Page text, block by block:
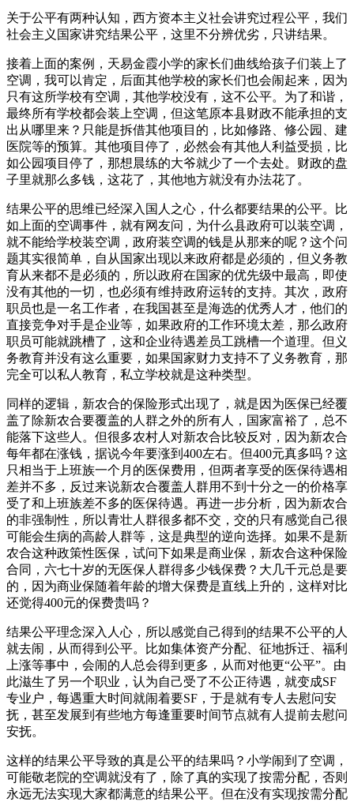
关于公平有两种认知，西方资本主义社会讲究过程公平，我们
社会主义国家讲究结果公平，这里不分辨优劣，只讲结果。
接着上面的案例，天易金霞小学的家长们曲线给孩子们装上了
空调，我可以肯定，后面其他学校的家长们也会闹起来，因为
只有这所学校有空调，其他学校没有，这不公平。为了和谐，
最终所有学校都会装上空调，但这笔原本县财政不能承担的支
出从哪里来？只能是拆借其他项目的，比如修路、修公园、建
医院等的预算。其他项目停了，必然会有其他人利益受损，比
如公园项目停了，那想晨练的大爷就少了一个去处。财政的盘
子里就那么多钱，这花了，其他地方就没有办法花了。
结果公平的思维已经深入国人之心，什么都要结果的公平。比
如上面的空调事件，就有网友问，为什么县政府可以装空调，
就不能给学校装空调，政府装空调的钱是从那来的呢？这个问
题其实很简单，自从国家出现以来政府都是必须的，但义务教
育从来都不是必须的，所以政府在国家的优先级中最高，即使
没有其他的一切，也必须有维持政府运转的支持。其次，政府
职员也是一名工作者，在我国甚至是海选的优秀人才，他们的
直接竞争对手是企业等，如果政府的工作环境太差，那么政府
职员可能就跳槽了，这和企业待遇差员工跳槽一个道理。但义
务教育并没有这么重要，如果国家财力支持不了义务教育，那
完全可以私人教育，私立学校就是这种类型。
同样的逻辑，新农合的保险形式出现了，就是因为医保已经覆
盖了除新农合要覆盖的人群之外的所有人，国家富裕了，总不
能落下这些人。但很多农村人对新农合比较反对，因为新农合
每年都在涨钱，据说今年要涨到400左右。但400元真多吗？这
只相当于上班族一个月的医保费用，但两者享受的医保待遇相
差并不多，反过来说新农合覆盖人群用不到十分之一的价格享
受了和上班族差不多的医保待遇。再进一步分析，因为新农合
的非强制性，所以青壮人群很多都不交，交的只有感觉自己很
可能会生病的高龄人群等，这是典型的逆向选择。如果不是新
农合这种政策性医保，试问下如果是商业保，新农合这种保险
合同，六七十岁的无医保人群得多少钱保费？大几千元总是要
的，因为商业保随着年龄的增大保费是直线上升的，这样对比
还觉得400元的保费贵吗？
结果公平理念深入人心，所以感觉自己得到的结果不公平的人
就去闹，从而得到公平。比如集体资产分配、征地拆迁、福利
上涨等事中，会闹的人总会得到更多，从而对他更“公平”。由
此滋生了另一个职业，认为自己受了不公正待遇，就变成SF
专业户，每遇重大时间就闹着要SF，于是就有专人去慰问安
抚，甚至发展到有些地方每逢重要时间节点就有人提前去慰问
安抚。
这样的结果公平导致的真是公平的结果吗？小学闹到了空调，
可能敬老院的空调就没有了，除了真的实现了按需分配，否则
永远无法实现大家都满意的结果公平。但在没有实现按需分配